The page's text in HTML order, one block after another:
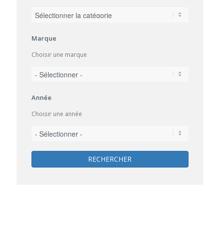
Marque
Choisir une marque
Année
Choisir une année
RECHERCHER